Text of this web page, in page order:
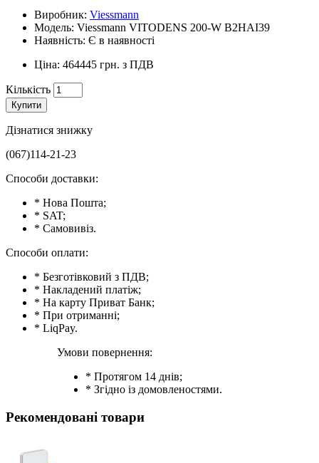
Виробник: Viessmann
Модель: Viessmann VITODENS 200-W B2HAI39
Наявність: Є в наявності
Ціна: 464445 грн. з ПДВ
Кількість
Купити
Дізнатися знижку
(067)114-21-23
Способи доставки:
* Нова Пошта;
* SAT;
* Самовивіз.
Способи оплати:
* Безготівковий з ПДВ;
* Накладений платіж;
* На карту Приват Банк;
* При отриманні;
* LiqPay.
Умови повернення:
* Протягом 14 днів;
* Згідно із домовленостями.
Рекомендовані товари